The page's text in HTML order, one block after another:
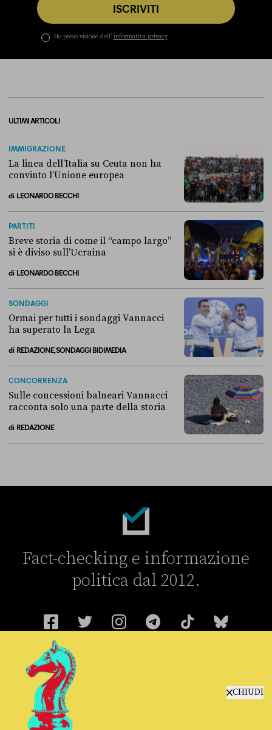
CHIUDI
ISCRIVITI
Ho preso visione dell’ informativa privacy
ULTIMI ARTICOLI
IMMIGRAZIONE
La linea dell’Italia su Ceuta non ha
convinto l’Unione europea
di LEONARDO BECCHI
PARTITI
Breve storia di come il “campo largo”
si è diviso sull’Ucraina
di LEONARDO BECCHI
SONDAGGI
Ormai per tutti i sondaggi Vannacci
ha superato la Lega
di REDAZIONE, SONDAGGI BIDIMEDIA
CONCORRENZA
Sulle concessioni balneari Vannacci
racconta solo una parte della storia
di REDAZIONE
Fact-checking e informazione
politica dal 2012.